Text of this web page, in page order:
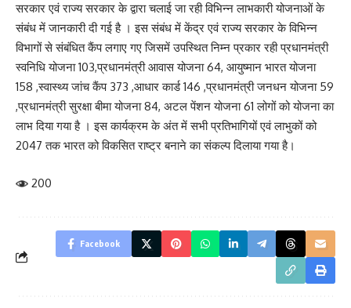
सरकार एवं राज्य सरकार के द्वारा चलाई जा रही विभिन्न लाभकारी योजनाओं के
संबंध में जानकारी दी गई है । इस संबंध में केंद्र एवं राज्य सरकार के विभिन्न
विभागों से संबंधित कैंप लगाए गए जिसमें उपस्थित निम्न प्रकार रही प्रधानमंत्री
स्वनिधि योजना 103,प्रधानमंत्री आवास योजना 64, आयुष्मान भारत योजना
158 ,स्वास्थ्य जांच कैंप 373 ,आधार कार्ड 146 ,प्रधानमंत्री जनधन योजना 59
,प्रधानमंत्री सुरक्षा बीमा योजना 84, अटल पेंशन योजना 61 लोगों को योजना का
लाभ दिया गया है । इस कार्यक्रम के अंत में सभी प्रतिभागियों एवं लाभुकों को
2047 तक भारत को विकसित राष्ट्र बनाने का संकल्प दिलाया गया है।
200
Facebook